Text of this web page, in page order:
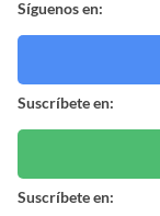
Síguenos en:
Suscríbete en:
Suscríbete en: